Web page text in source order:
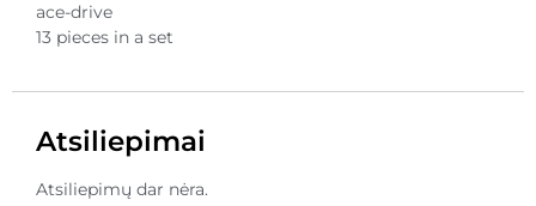
ace-drive
13 pieces in a set
Atsiliepimai
Atsiliepimų dar nėra.